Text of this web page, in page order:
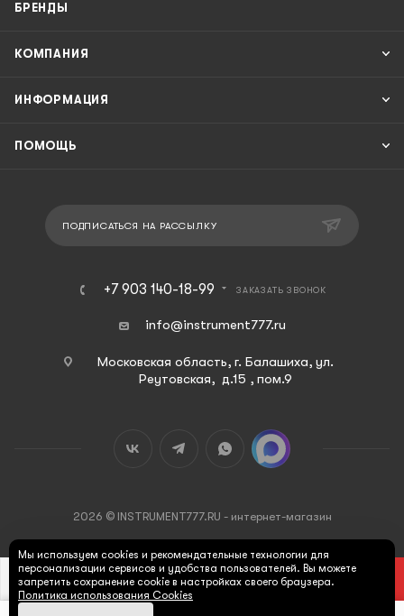
В КОРЗИНУ
БРЕНДЫ
КОМПАНИЯ
ИНФОРМАЦИЯ
ПОМОЩЬ
ПОДПИСАТЬСЯ НА РАССЫЛКУ
+7 903 140-18-99 ЗАКАЗАТЬ ЗВОНОК
info@instrument777.ru
Московская область, г. Балашиха, ул.
Реутовская, д.15 , пом.9
2026 © INSTRUMENT777.RU - интернет-магазин
Мы используем cookies и рекомендательные технологии для
персонализации сервисов и удобства пользователей. Вы можете
запретить сохранение cookie в настройках своего браузера.
Политика использования Cookies